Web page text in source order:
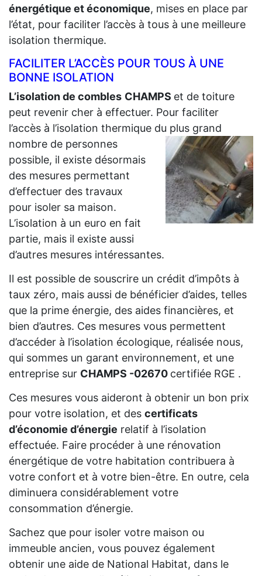
énergétique et économique, mises en place par
l’état, pour faciliter l’accès à tous à une meilleure
isolation thermique.
FACILITER L’ACCÈS POUR TOUS À UNE
BONNE ISOLATION
L’isolation de combles CHAMPS et de toiture
peut revenir cher à effectuer. Pour faciliter
l’accès à l’isolation thermique du plus grand
nombre de personnes
possible, il existe désormais
des mesures permettant
d’effectuer des travaux
pour isoler sa maison.
L’isolation à un euro en fait
partie, mais il existe aussi
d’autres mesures intéressantes.
Il est possible de souscrire un crédit d’impôts à
taux zéro, mais aussi de bénéficier d’aides, telles
que la prime énergie, des aides financières, et
bien d’autres. Ces mesures vous permettent
d’accéder à l’isolation écologique, réalisée nous,
qui sommes un garant environnement, et une
entreprise sur CHAMPS -02670 certifiée RGE .
Ces mesures vous aideront à obtenir un bon prix
pour votre isolation, et des certificats
d’économie d’énergie relatif à l’isolation
effectuée. Faire procéder à une rénovation
énergétique de votre habitation contribuera à
votre confort et à votre bien-être. En outre, cela
diminuera considérablement votre
consommation d’énergie.
Sachez que pour isoler votre maison ou
immeuble ancien, vous pouvez également
obtenir une aide de National Habitat, dans le